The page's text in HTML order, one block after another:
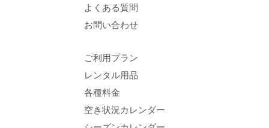
よくある質問
お問い合わせ
ご利用プラン
レンタル用品
各種料金
空き状況カレンダー